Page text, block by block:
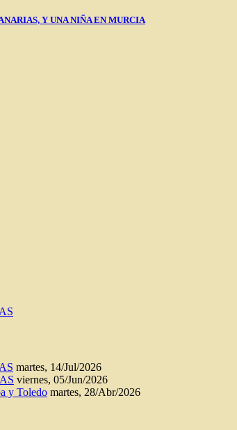
Y UNA NIÑA EN MURCIA
martes, 14/Jul/2026
viernes, 05/Jun/2026
y Toledo martes, 28/Abr/2026